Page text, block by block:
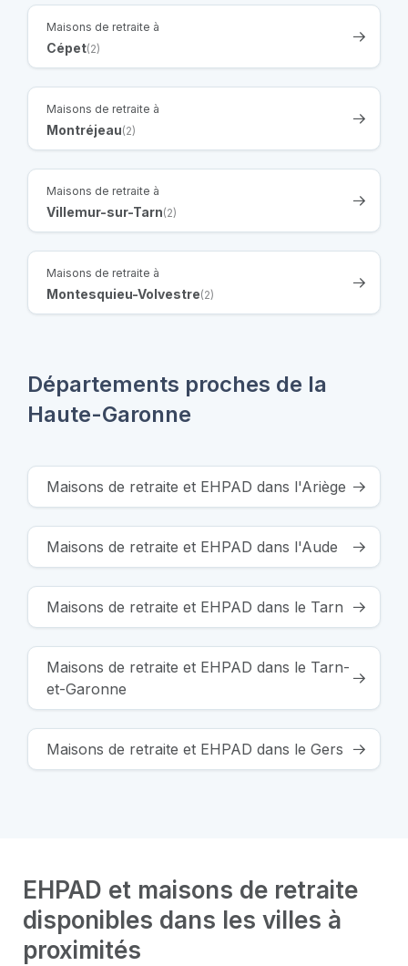
Maisons de retraite à
Cépet(2)
Maisons de retraite à
Montréjeau(2)
Maisons de retraite à
Villemur-sur-Tarn(2)
Maisons de retraite à
Montesquieu-Volvestre(2)
Départements proches de la
Haute-Garonne
Maisons de retraite et EHPAD dans l'Ariège
Maisons de retraite et EHPAD dans l'Aude
Maisons de retraite et EHPAD dans le Tarn
Maisons de retraite et EHPAD dans le Tarn-
et-Garonne
Maisons de retraite et EHPAD dans le Gers
EHPAD et maisons de retraite
disponibles dans les villes à
proximités